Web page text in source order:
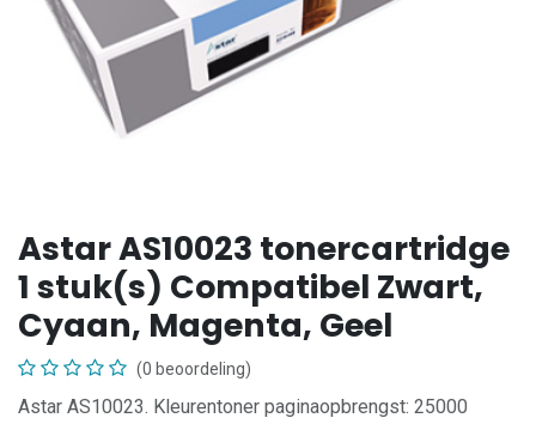
Astar AS10023 tonercartridge
1 stuk(s) Compatibel Zwart,
Cyaan, Magenta, Geel
(0 beoordeling)
Astar AS10023. Kleurentoner paginaopbrengst: 25000